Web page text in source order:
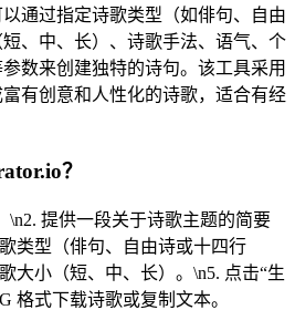
通过指定诗歌类型（如俳句、自由
、中、长）、诗歌手法、语气、个
数来创建独特的诗句。该工具采用
有创意和人性化的诗歌，适合有经
？
\n2. 提供一段关于诗歌主题的简要
类型（俳句、自由诗或十四行
大小（短、中、长）。\n5. 点击“生
格式下载诗歌或复制文本。